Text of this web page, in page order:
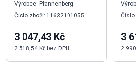
Výrobce: Pfannenberg
Číslo zboží: 11632101055
3 047,43 Kč
2 518,54 Kč bez DPH
Číslo
3
2